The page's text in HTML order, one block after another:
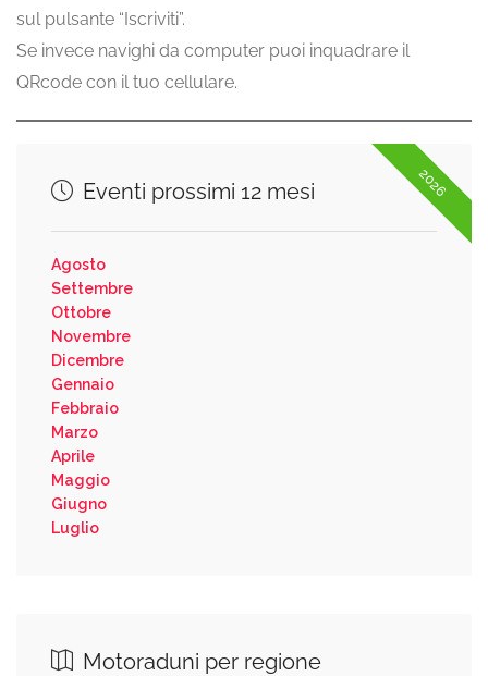
sul pulsante “Iscriviti”.
Se invece navighi da computer puoi inquadrare il
QRcode con il tuo cellulare.
2026
Eventi prossimi 12 mesi
Agosto
Settembre
Ottobre
Novembre
Dicembre
Gennaio
Febbraio
Marzo
Aprile
Maggio
Giugno
Luglio
Motoraduni per regione